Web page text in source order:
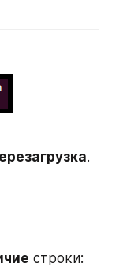
.
строки: